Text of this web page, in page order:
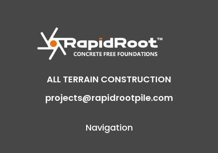
ALL TERRAIN CONSTRUCTION
projects@rapidrootpile.com
Navigation